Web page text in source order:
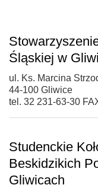
Śląskiej w
ul. Ks. Marcina
44-100 Gliwice
tel. 32 231-63-30
Studenckie
Beskidzikich
Gliwicach